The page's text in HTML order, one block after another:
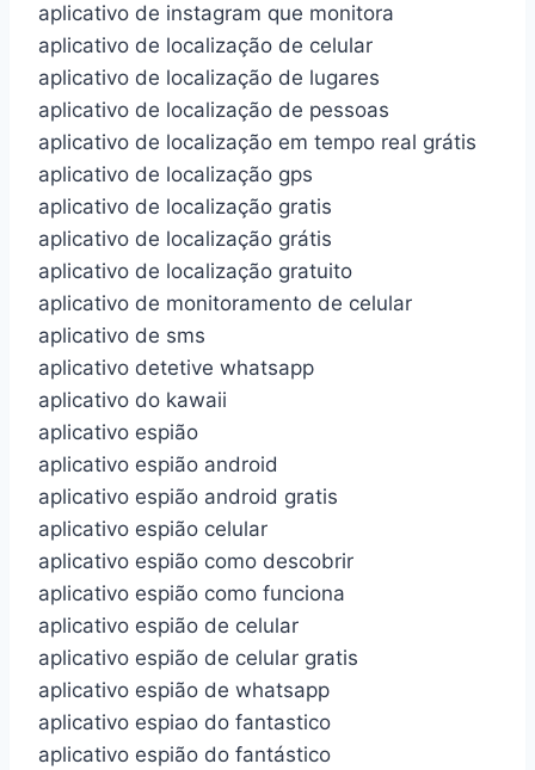
aplicativo de instagram que monitora
aplicativo de localização de celular
aplicativo de localização de lugares
aplicativo de localização de pessoas
aplicativo de localização em tempo real grátis
aplicativo de localização gps
aplicativo de localização gratis
aplicativo de localização grátis
aplicativo de localização gratuito
aplicativo de monitoramento de celular
aplicativo de sms
aplicativo detetive whatsapp
aplicativo do kawaii
aplicativo espião
aplicativo espião android
aplicativo espião android gratis
aplicativo espião celular
aplicativo espião como descobrir
aplicativo espião como funciona
aplicativo espião de celular
aplicativo espião de celular gratis
aplicativo espião de whatsapp
aplicativo espiao do fantastico
aplicativo espião do fantástico